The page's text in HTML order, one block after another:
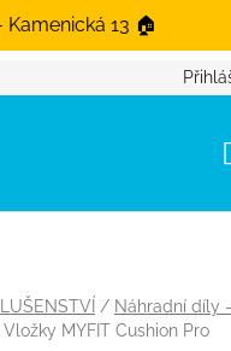
13 🏠
/ Náhradní díly
Vložky MYFIT Cushion Pro